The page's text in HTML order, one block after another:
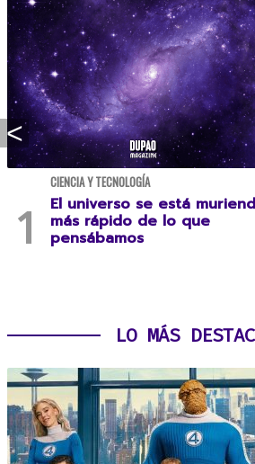
CIENCIA Y TECNOLOGÍA
El universo se está
más rápido de lo que
pensábamos
LO MÁS